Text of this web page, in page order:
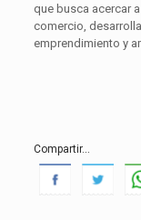
que busca acercar
comercio,
emprendimiento y
Compartir...